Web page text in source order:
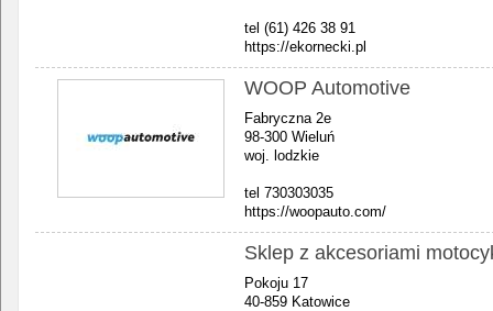
tel (61) 426 38 91
https://ekornecki.pl
WOOP Automotive
Fabryczna 2e
98-300 Wieluń
woj. lodzkie
tel 730303035
https://woopauto.com/
Sklep z akcesoriami
Pokoju 17
40-859 Katowice